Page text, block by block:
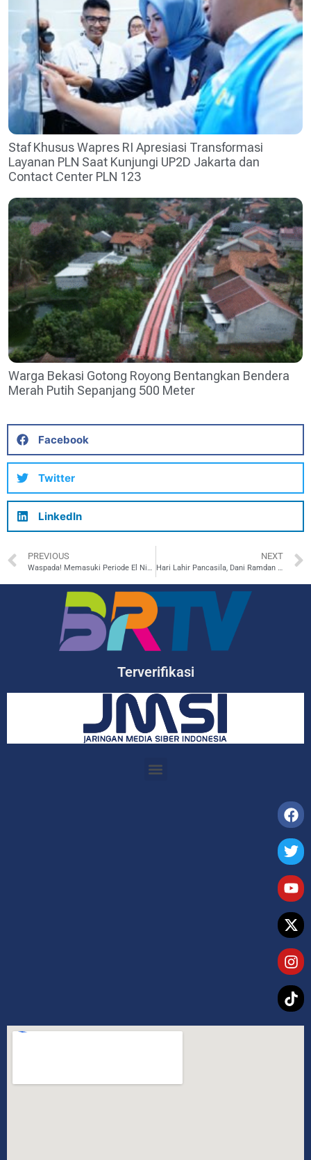
Staf Khusus Wapres RI Apresiasi Transformasi
Layanan PLN Saat Kunjungi UP2D Jakarta dan
Contact Center PLN 123
Warga Bekasi Gotong Royong Bentangkan Bendera
Merah Putih Sepanjang 500 Meter
Facebook
Twitter
LinkedIn
PREVIOUS
Waspada! Memasuki Periode El Nino, Masyarakat NTT Diminta Bersiap Hadapi Kekeringan Panjang
NEXT
Hari Lahir Pancasila, Dani Ramdan Ajak Masyarakat Gotong Royong Bangun Kabupaten Bekasi
Terverifikasi